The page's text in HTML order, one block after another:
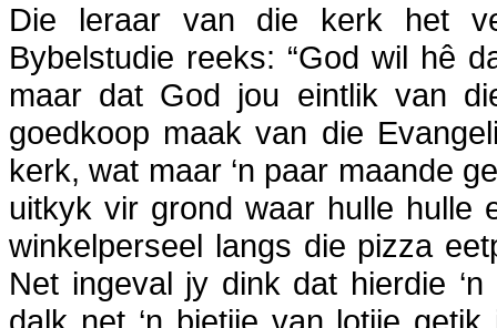
Die leraar van die kerk het
Bybelstudie reeks: “God wil hê
maar dat God jou eintlik van
goedkoop maak van die
kerk, wat maar ‘n paar maande
uitkyk vir grond waar hulle hulle
winkelperseel langs die pizza
Net ingeval jy dink dat hierdie